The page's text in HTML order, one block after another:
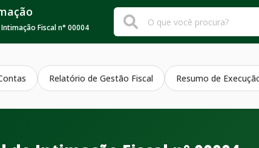
Fiscal n° 00004
Relatório de Gestão Fiscal Resumo de